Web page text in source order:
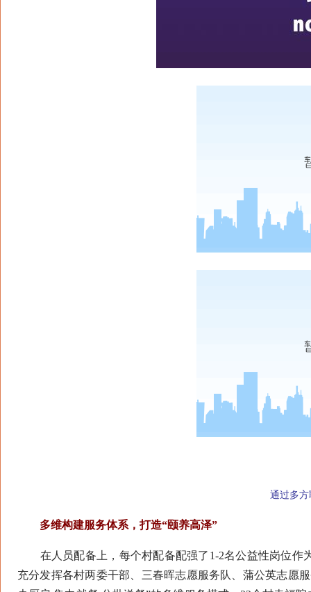
通过多
多维构建服务体系，打造“颐养高泽”
在人员配备上，每个村配备配强了1-2名公益性岗位作
充分发挥各村两委干部、三春晖志愿服务队、蒲公英志愿